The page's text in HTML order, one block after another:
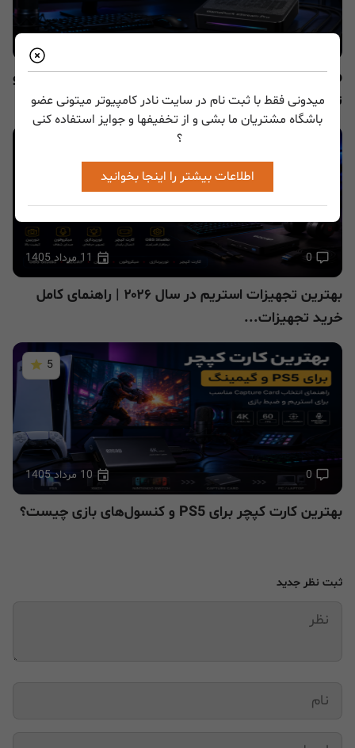
میدونی فقط با ثبت نام در سایت نادر کامپیوتر میتونی عضو
باشگاه مشتریان ما بشی و از تخفیفها و جوایز استفاده کنی
؟
اطلاعات بیشتر را اینجا بخوانید
OBS Studio چیست؟ آموزش کامل ضبط صفحه، استریم و
تولید محتوا با OBS
11 مرداد 1405 0
بهترین تجهیزات استریم در سال ۲۰۲۶ | راهنمای کامل
خرید تجهیزات...
10 مرداد 1405
5
0
بهترین کارت کپچر برای PS5 و کنسول‌های بازی چیست؟
ثبت نظر جدید